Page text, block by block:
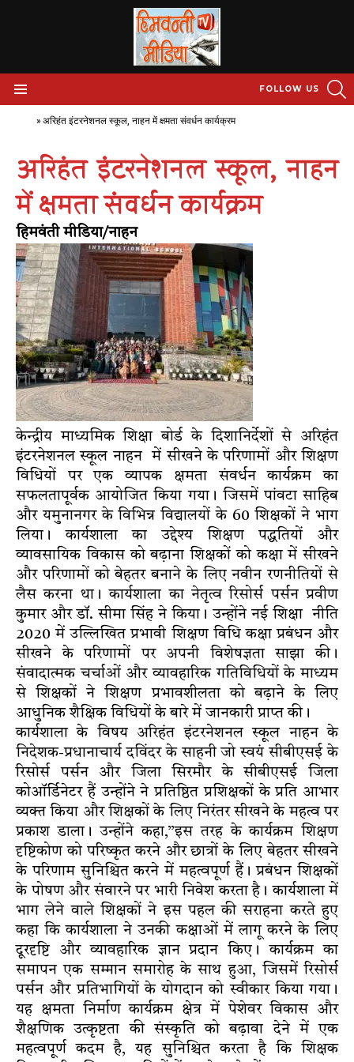
FOLLOW US
» अरिहंत इंटरनेशनल स्कूल, नाहन में क्षमता संवर्धन कार्यक्रम
अरिहंत इंटरनेशनल स्कूल, नाहन
में क्षमता संवर्धन कार्यक्रम
हिमवंती मीडिया/नाहन
केन्द्रीय माध्यमिक शिक्षा बोर्ड के दिशानिर्देशों से अरिहंत
इंटरनेशनल स्कूल नाहन में सीखने के परिणामों और शिक्षण
विधियों पर एक व्यापक क्षमता संवर्धन कार्यक्रम का
सफलतापूर्वक आयोजित किया गया। जिसमें पांवटा साहिब
और यमुनानगर के विभिन्न विद्यालयों के 60 शिक्षकों ने भाग
लिया। कार्यशाला का उद्देश्य शिक्षण पद्धतियों और
व्यावसायिक विकास को बढ़ाना शिक्षकों को कक्षा में सीखने
और परिणामों को बेहतर बनाने के लिए नवीन रणनीतियों से
लैस करना था। कार्यशाला का नेतृत्व रिसोर्स पर्सन प्रवीण
कुमार और डॉ. सीमा सिंह ने किया। उन्होंने नई शिक्षा नीति
2020 में उल्लिखित प्रभावी शिक्षण विधि कक्षा प्रबंधन और
सीखने के परिणामों पर अपनी विशेषज्ञता साझा की।
संवादात्मक चर्चाओं और व्यावहारिक गतिविधियों के माध्यम
से शिक्षकों ने शिक्षण प्रभावशीलता को बढ़ाने के लिए
आधुनिक शैक्षिक विधियों के बारे में जानकारी प्राप्त की।
कार्यशाला के विषय अरिहंत इंटरनेशनल स्कूल नाहन के
निदेशक-प्रधानाचार्य दविंदर के साहनी जो स्वयं सीबीएसई के
रिसोर्स पर्सन और जिला सिरमौर के सीबीएसई जिला
कोऑर्डिनेटर हैं उन्होंने ने प्रतिष्ठित प्रशिक्षकों के प्रति आभार
व्यक्त किया और शिक्षकों के लिए निरंतर सीखने के महत्व पर
प्रकाश डाला। उन्होंने कहा,”इस तरह के कार्यक्रम शिक्षण
दृष्टिकोण को परिष्कृत करने और छात्रों के लिए बेहतर सीखने
के परिणाम सुनिश्चित करने में महत्वपूर्ण हैं। प्रबंधन शिक्षकों
के पोषण और संवारने पर भारी निवेश करता है। कार्यशाला में
भाग लेने वाले शिक्षकों ने इस पहल की सराहना करते हुए
कहा कि कार्यशाला ने उनकी कक्षाओं में लागू करने के लिए
दूरदृष्टि और व्यावहारिक ज्ञान प्रदान किए। कार्यक्रम का
समापन एक सम्मान समारोह के साथ हुआ, जिसमें रिसोर्स
पर्सन और प्रतिभागियों के योगदान को स्वीकार किया गया।
यह क्षमता निर्माण कार्यक्रम क्षेत्र में पेशेवर विकास और
शैक्षणिक उत्कृष्टता की संस्कृति को बढ़ावा देने में एक
महत्वपूर्ण कदम है, यह सुनिश्चित करता है कि शिक्षक